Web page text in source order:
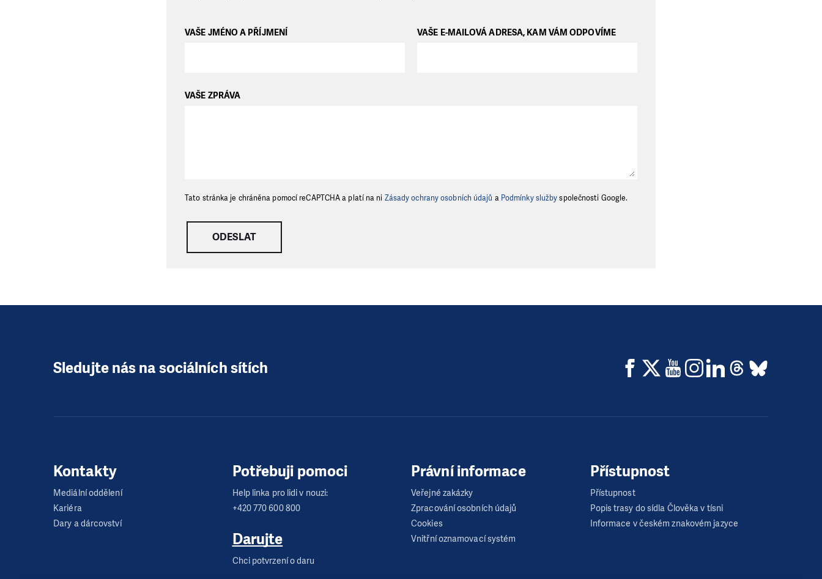
VAŠE JMÉNO A PŘÍJMENÍ VAŠE E-MAILOVÁ ADRESA, KAM VÁM ODPOVÍME
VAŠE ZPRÁVA
Tato stránka je chráněna pomocí reCAPTCHA a platí na ni Zásady ochrany osobních údajů a Podmínky službyspolečnosti Google.
ODESLAT
Sledujte nás na sociálních sítích
Kontakty
Mediální oddělení
Kariéra
Dary a dárcovství
Potřebuji pomoci
Help linka pro lidi v nouzi:
+420 770 600 800
Darujte
Chci potvrzení o daru
Právní informace
Veřejné zakázky
Zpracování osobních údajů
Cookies
Vnitřní oznamovací systém
Přístupnost
Přístupnost
Popis trasy do sídla Člověka v tísni
Informace v českém znakovém jazyce